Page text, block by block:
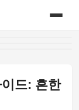
드: 흔한